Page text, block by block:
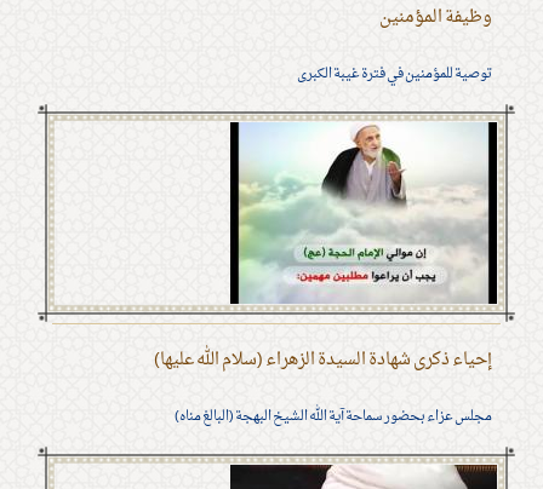
وظيفة المؤمنين
توصية للمؤمنين في فترة غيبة الكبرى
إحياء ذكرى شهادة السيدة الزهراء (سلام الله عليها)
مجلس عزاء بحضور سماحة آية الله الشيخ البهجة (البالغ مناه)